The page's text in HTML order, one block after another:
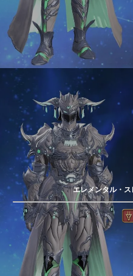
エレメンタル・